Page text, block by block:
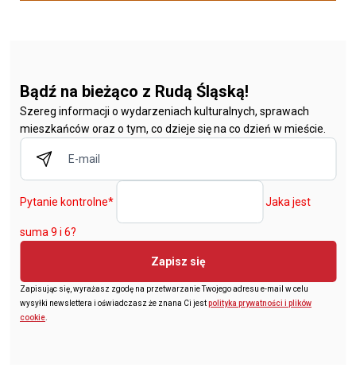
Bądź na bieżąco z Rudą Śląską!
Szereg informacji o wydarzeniach kulturalnych, sprawach
mieszkańców oraz o tym, co dzieje się na co dzień w mieście.
Pytanie kontrolne* Jaka jest
suma 9 i 6?
Zapisz się
Zapisując się, wyrażasz zgodę na przetwarzanie Twojego adresu e-mail w celu
wysyłki newslettera i oświadczasz że znana Ci jestpolityka prywatności i plików
cookie.